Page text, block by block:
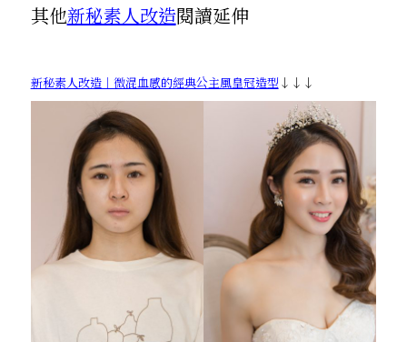
其他新秘素人改造閱讀延伸
新秘素人改造｜微混血感的經典公主風皇冠造型 ↓↓↓